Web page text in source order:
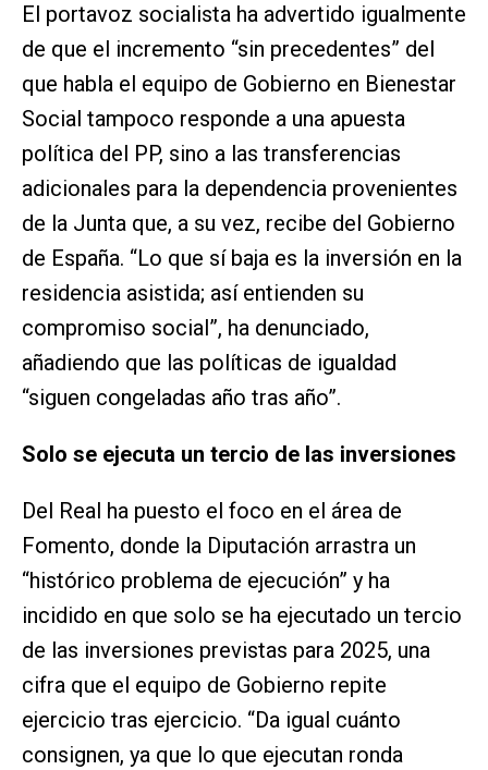
El portavoz socialista ha advertido igualmente
de que el incremento “sin precedentes” del
que habla el equipo de Gobierno en Bienestar
Social tampoco responde a una apuesta
política del PP, sino a las transferencias
adicionales para la dependencia provenientes
de la Junta que, a su vez, recibe del Gobierno
de España. “Lo que sí baja es la inversión en la
residencia asistida; así entienden su
compromiso social”, ha denunciado,
añadiendo que las políticas de igualdad
“siguen congeladas año tras año”.
Solo se ejecuta un tercio de las inversiones
Del Real ha puesto el foco en el área de
Fomento, donde la Diputación arrastra un
“histórico problema de ejecución” y ha
incidido en que solo se ha ejecutado un tercio
de las inversiones previstas para 2025, una
cifra que el equipo de Gobierno repite
ejercicio tras ejercicio. “Da igual cuánto
consignen, ya que lo que ejecutan ronda